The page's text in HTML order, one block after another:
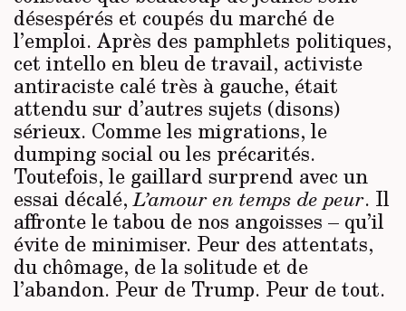
désespérés et coupés du marché de
l’emploi. Après des pamphlets politiques,
cet intello en bleu de travail, activiste
antiraciste calé très à gauche, était
attendu sur d’autres sujets (disons)
sérieux. Comme les migrations, le
dumping social ou les précarités.
Toutefois, le gaillard surprend avec un
essai décalé,L’amour en temps de peur. Il
affronte le tabou de nos angoisses – qu’il
évite de minimiser. Peur des attentats,
du chômage, de la solitude et de
l’abandon. Peur de Trump. Peur de tout.